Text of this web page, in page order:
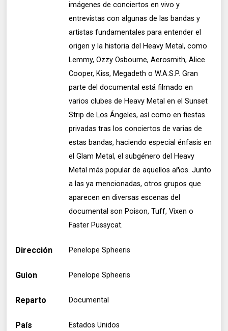
imágenes de conciertos en vivo y
entrevistas con algunas de las bandas y
artistas fundamentales para entender el
origen y la historia del Heavy Metal, como
Lemmy, Ozzy Osbourne, Aerosmith, Alice
Cooper, Kiss, Megadeth o W.A.S.P. Gran
parte del documental está filmado en
varios clubes de Heavy Metal en el Sunset
Strip de Los Ángeles, así como en fiestas
privadas tras los conciertos de varias de
estas bandas, haciendo especial énfasis en
el Glam Metal, el subgénero del Heavy
Metal más popular de aquellos años. Junto
a las ya mencionadas, otros grupos que
aparecen en diversas escenas del
documental son Poison, Tuff, Vixen o
Faster Pussycat.
Dirección Penelope Spheeris
Guion Penelope Spheeris
Reparto Documental
País Estados Unidos